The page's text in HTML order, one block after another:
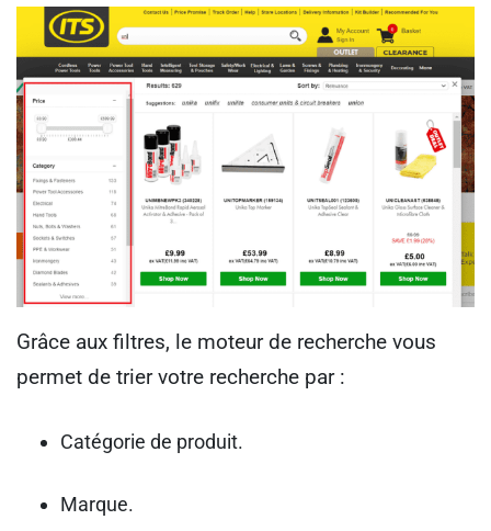
Grâce aux filtres, le moteur de recherche vous
permet de trier votre recherche par :
Catégorie de produit.
Marque.